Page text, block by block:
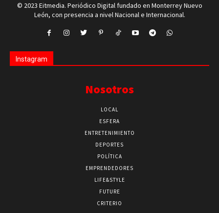
© 2023 Eitmedia. Periódico Digital fundado en Monterrey Nuevo
León, con presencia a nivel Nacional e Internacional.
Instagram
Nosotros
LOCAL
ESFERA
ENTRETENIMIENTO
DEPORTES
POLÍTICA
EMPRENDEDORES
LIFE&STYLE
FUTURE
CRITERIO